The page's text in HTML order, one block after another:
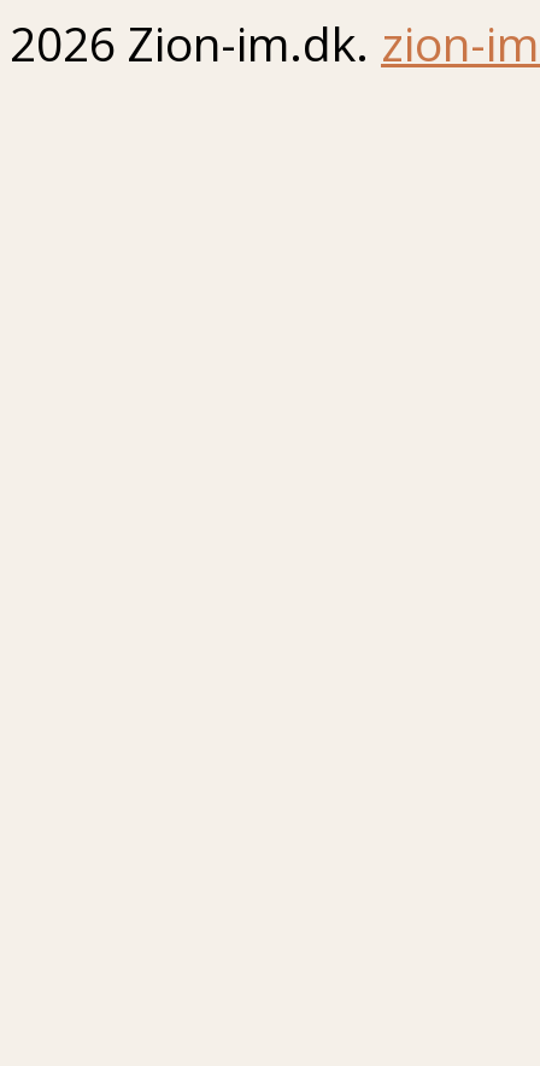
2026 Zion-im.dk. zion-